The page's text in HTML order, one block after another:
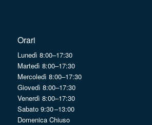
Orari
Lunedì 8:00–17:30
Martedì 8:00–17:30
Mercoledì 8:00–17:30
Giovedì 8:00–17:30
Venerdì 8:00–17:30
Sabato 9:30 –13:00
Domenica Chiuso